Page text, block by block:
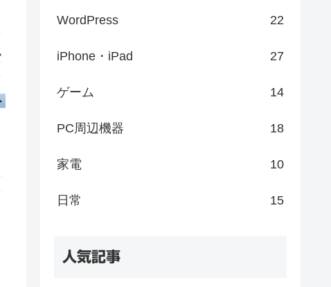
WordPress 22
iPhone・iPad 27
ゲーム 14
PC周辺機器 18
家電 10
日常 15
人気記事